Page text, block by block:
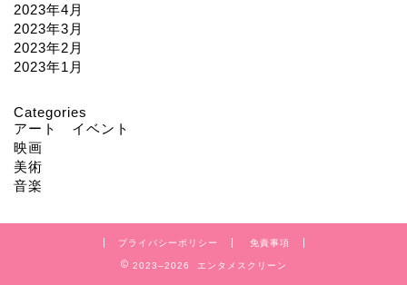
2023年4月
2023年3月
2023年2月
2023年1月
Categories
アート イベント
映画
美術
音楽
プライバシーポリシー 免責事項
2023–2026 エンタメスクリーン